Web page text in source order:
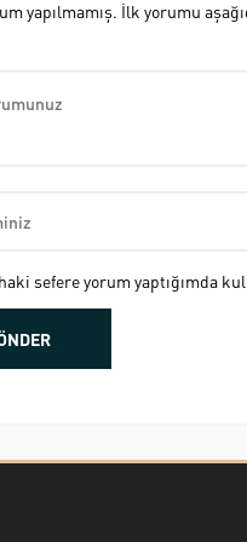
yapılmamış. İlk yorumu
sefere yorum yaptığımda